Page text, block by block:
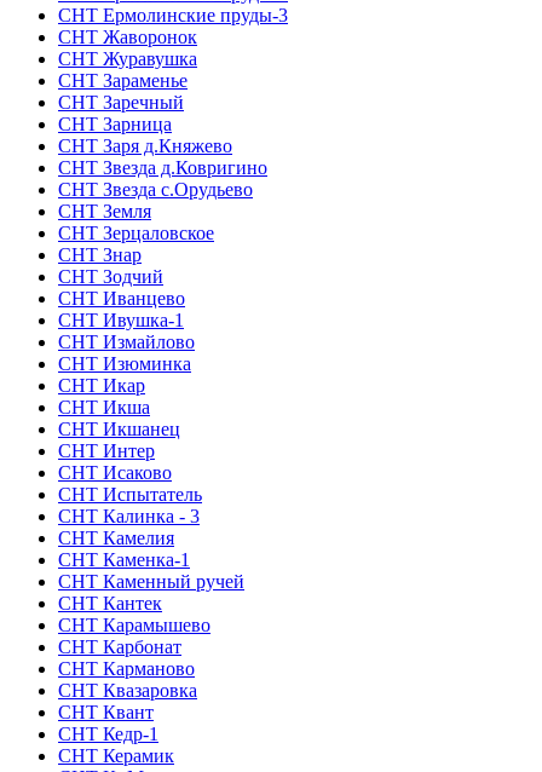
СНТ Ермолинские пруды-3
СНТ Жаворонок
СНТ Журавушка
СНТ Зараменье
СНТ Заречный
СНТ Зарница
СНТ Заря д.Княжево
СНТ Звезда д.Ковригино
СНТ Звезда с.Орудьево
СНТ Земля
СНТ Зерцаловское
СНТ Знар
СНТ Зодчий
СНТ Иванцево
СНТ Ивушка-1
СНТ Измайлово
СНТ Изюминка
СНТ Икар
СНТ Икша
СНТ Икшанец
СНТ Интер
СНТ Исаково
СНТ Испытатель
СНТ Калинка - 3
СНТ Камелия
СНТ Каменка-1
СНТ Каменный ручей
СНТ Кантек
СНТ Карамышево
СНТ Карбонат
СНТ Карманово
СНТ Квазаровка
СНТ Квант
СНТ Кедр-1
СНТ Керамик